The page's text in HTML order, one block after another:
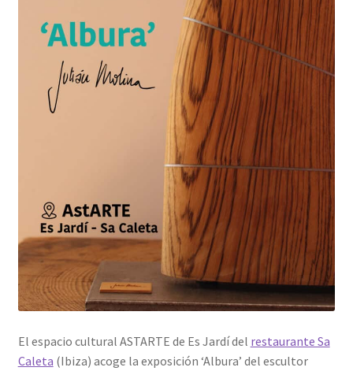
El espacio cultural ASTARTE de Es Jardí del restaurante Sa
Caleta (Ibiza) acoge la exposición ‘Albura’ del escultor